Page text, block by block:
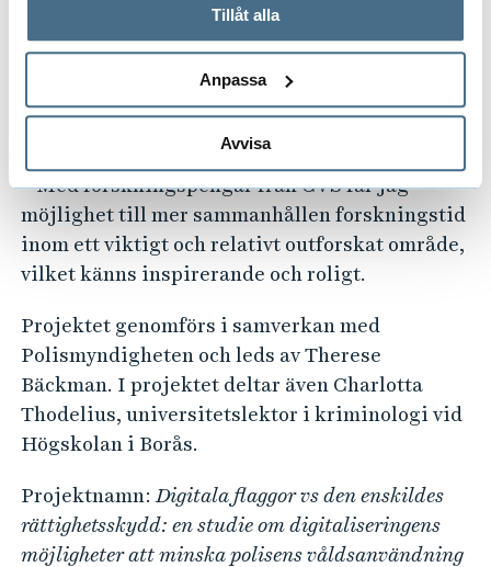
används och hur vi och våra leverantörer inhämtar och
behandlar personuppgifter.
Tillåt alla
Anpassa
Avvisa
av olika rättsliga regleringar, kan användas för
att förbättra arbetsmiljön för poliser i yttre
tjänst och inte minst öka förutsättningarna för
ett gott bemötande av den som lider av psykisk
– Med forskningspengar från CVS får jag
möjlighet till mer sammanhållen forskningstid
inom ett viktigt och relativt outforskat område,
vilket känns inspirerande och roligt.
Projektet genomförs i samverkan med
Polismyndigheten och leds av Therese
Bäckman. I projektet deltar även Charlotta
Thodelius, universitetslektor i kriminologi vid
Högskolan i Borås.
Projektnamn: Digitala flaggor vs den enskildes
rättighetsskydd: en studie om digitaliseringens
möjligheter att minska polisens våldsanvändning